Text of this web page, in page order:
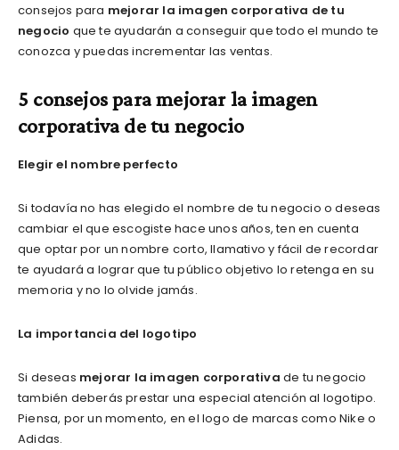
consejos para mejorar la imagen corporativa de tu
negocio que te ayudarán a conseguir que todo el mundo te
conozca y puedas incrementar las ventas.
5 consejos para mejorar la imagen
corporativa de tu negocio
Elegir el nombre perfecto
Si todavía no has elegido el nombre de tu negocio o deseas
cambiar el que escogiste hace unos años, ten en cuenta
que optar por un nombre corto, llamativo y fácil de recordar
te ayudará a lograr que tu público objetivo lo retenga en su
memoria y no lo olvide jamás.
La importancia del logotipo
Si deseas mejorar la imagen corporativa de tu negocio
también deberás prestar una especial atención al logotipo.
Piensa, por un momento, en el logo de marcas como Nike o
Adidas.